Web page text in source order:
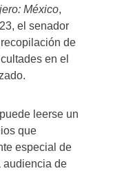
México,
el senador
de
en el
leerse un
que
especial de
audiencia de